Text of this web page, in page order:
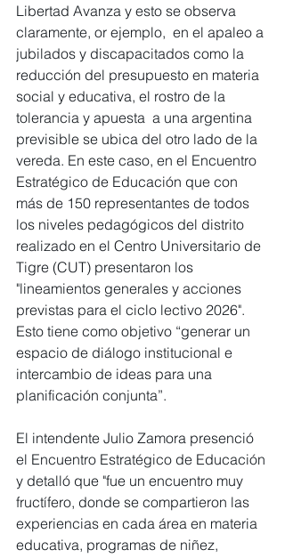
Libertad Avanza y esto se observa
claramente, or ejemplo,  en el apaleo a
jubilados y discapacitados como la
reducción del presupuesto en materia
social y educativa, el rostro de la
tolerancia y apuesta  a una argentina
previsible se ubica del otro lado de la
vereda. En este caso, en el Encuentro
Estratégico de Educación que con
más de 150 representantes de todos
los niveles pedagógicos del distrito
realizado en el Centro Universitario de
Tigre (CUT) presentaron los
"lineamientos generales y acciones
previstas para el ciclo lectivo 2026".
Esto tiene como objetivo “generar un
espacio de diálogo institucional e
intercambio de ideas para una
planificación conjunta”.
El intendente Julio Zamora presenció
el Encuentro Estratégico de Educación
y detalló que "fue un encuentro muy
fructífero, donde se compartieron las
experiencias en cada área en materia
educativa, programas de niñez,